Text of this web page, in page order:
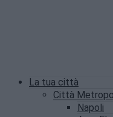
La tua città
Città
Napoli